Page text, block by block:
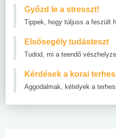
Győzd le a stresszt!
Tippek, hogy túljuss a feszült
Elsősegély tudásteszt
Tudod, mi a teendő
Kérdések a korai
Aggodalmak, kételyek a